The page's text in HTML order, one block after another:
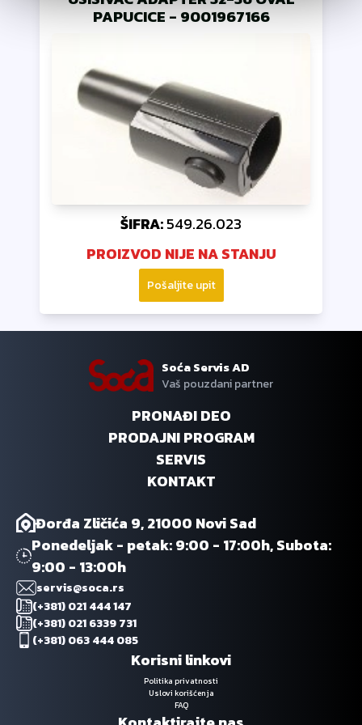
PAPUCICE - 9001967166
ŠIFRA:549.26.023
PROIZVOD NIJE NA STANJU
Pošaljite upit
Soća Servis AD
Vaš pouzdani partner
PRONAĐI DEO
PRODAJNI PROGRAM
SERVIS
KONTAKT
Đorđa Zličića 9, 21000 Novi Sad
Ponedeljak - petak: 9:00 - 17:00h, Subota:
9:00 - 13:00h
servis@soca.rs
(+381) 021 444 147
(+381) 021 6339 731
(+381) 063 444 085
Korisni linkovi
Politika privatnosti
Uslovi korišćenja
FAQ